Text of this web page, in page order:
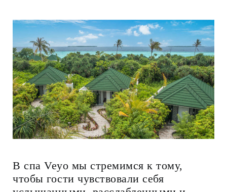
В спа Veyo мы стремимся к тому,
чтобы гости чувствовали себя